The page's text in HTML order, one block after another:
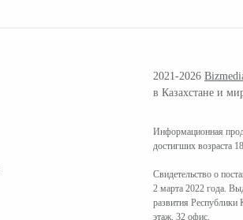
2021-2026
в Казахстане и
Информационная
достигших возраста
Свидетельство о
2 марта 2022 года.
развития Республики
этаж, 32 офис.